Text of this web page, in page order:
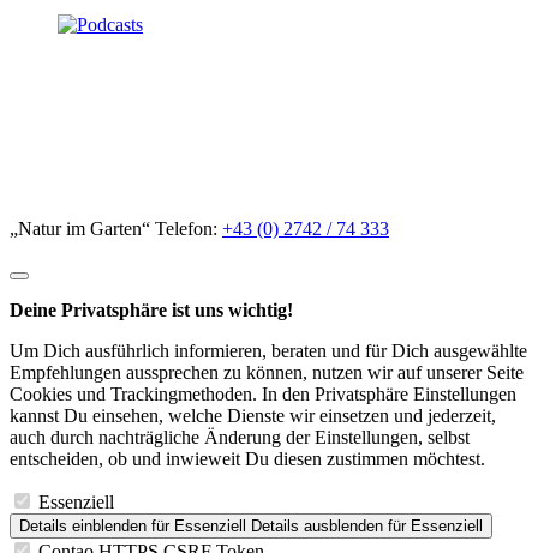
„Natur im Garten“ Telefon: +43 (0) 2742 / 74 333
Deine Privatsphäre ist uns wichtig!
Um Dich ausführlich informieren, beraten und für Dich ausgewählte
Empfehlungen aussprechen zu können, nutzen wir auf unserer Seite
Cookies und Trackingmethoden. In den Privatsphäre Einstellungen
kannst Du einsehen, welche Dienste wir einsetzen und jederzeit,
auch durch nachträgliche Änderung der Einstellungen, selbst
entscheiden, ob und inwieweit Du diesen zustimmen möchtest.
Essenziell
Details einblenden für Essenziell Details ausblenden für Essenziell